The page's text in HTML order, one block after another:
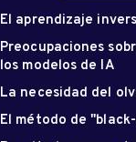
El aprendizaje
Preocupaciones
los modelos de IA
La necesidad del
El método de